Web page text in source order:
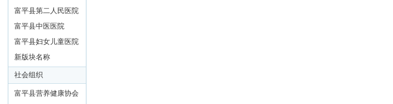
富平县第二人民医院
富平县中医医院
富平县妇女儿童医院
新版块名称
社会组织
富平县营养健康协会